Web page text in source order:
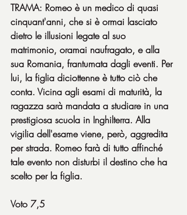
TRAMA: Romeo è un medico di quasi
cinquant'anni, che si è ormai lasciato
dietro le illusioni legate al suo
matrimonio, oramai naufragato, e alla
sua Romania, frantumata dagli eventi. Per
lui, la figlia diciottenne è tutto ciò che
conta. Vicina agli esami di maturità, la
ragazza sarà mandata a studiare in una
prestigiosa scuola in Inghilterra. Alla
vigilia dell'esame viene, però, aggredita
per strada. Romeo farà di tutto affinché
tale evento non disturbi il destino che ha
scelto per la figlia.
Voto 7,5